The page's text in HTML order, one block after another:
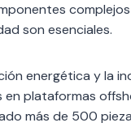
son esenciales.
energética y la
en plataformas
más de 500